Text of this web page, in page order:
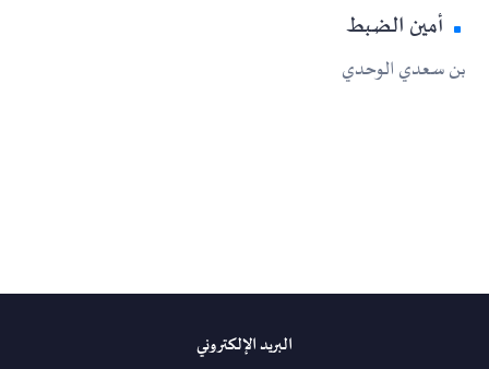
أمين الضبط
بن سعدي الوحدي
البريد الإلكتروني